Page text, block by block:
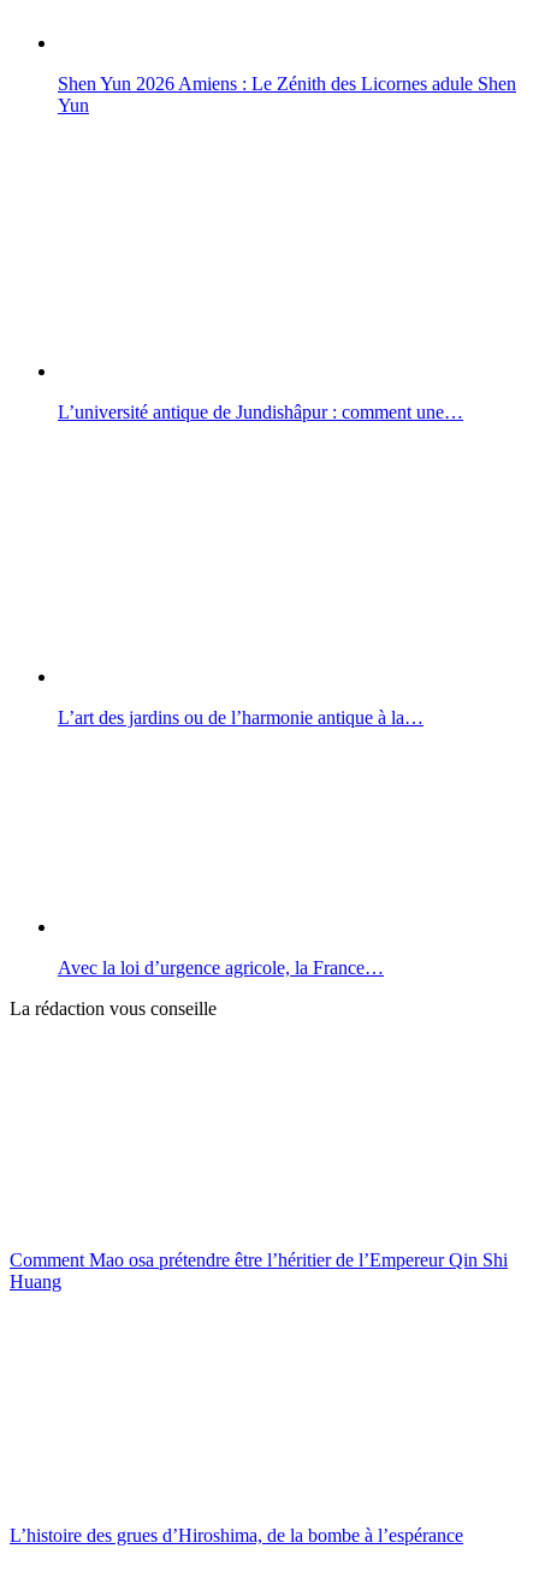
Shen Yun 2026 Amiens : Le Zénith des Licornes adule Shen
Yun
L’université antique de Jundishâpur : comment une…
L’art des jardins ou de l’harmonie antique à la…
Avec la loi d’urgence agricole, la France…
La rédaction vous conseille
Comment Mao osa prétendre être l’héritier de l’Empereur Qin Shi
Huang
L’histoire des grues d’Hiroshima, de la bombe à l’espérance